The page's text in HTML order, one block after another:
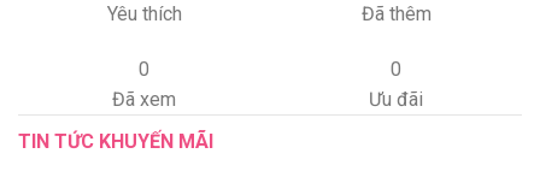
Yêu thích
Đã thêm
0
Đã xem
0
Ưu đãi
TIN TỨC KHUYẾN MÃI